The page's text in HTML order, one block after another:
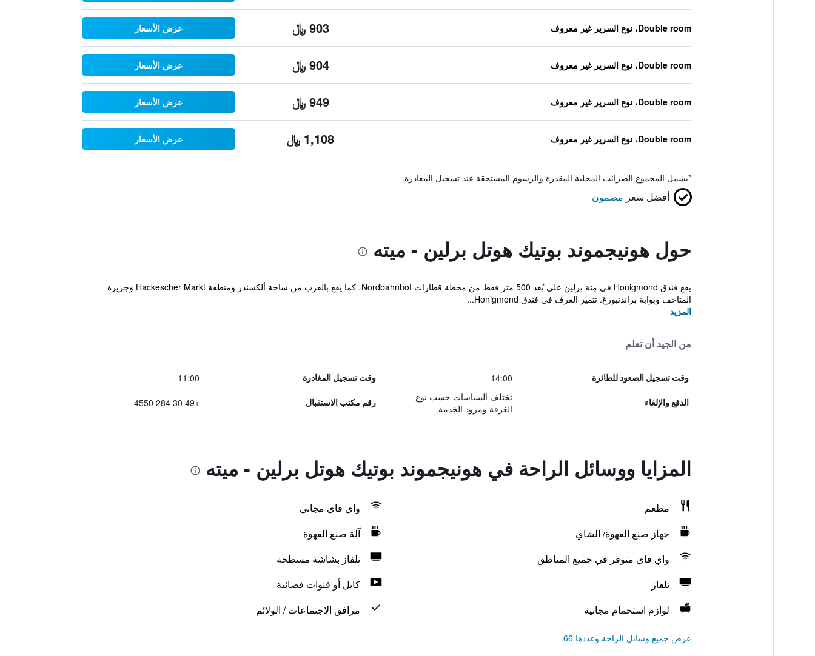
Double room، نوع السرير غير معروف 903 ﷼ عرض الأسعار
Double room، نوع السرير غير معروف 904 ﷼ عرض الأسعار
Double room، نوع السرير غير معروف 949 ﷼ عرض الأسعار
Double room، نوع السرير غير معروف 1,108 ﷼ عرض الأسعار
*يشمل المجموع الضرائب المحلية المقدرة والرسوم المستحقة عند تسجيل المغادرة.
أفضل سعر مضمون
حول هونيجموند بوتيك هوتل برلين - ميته
يقع فندق Honigmond في مِتة برلين على بُعد 500 متر فقط من محطة قطارات Nordbahnhof، كما يقع بالقرب من ساحة ألكسندر ومنطقة Hackescher Markt وجزيرة
المتاحف وبوابة براندنبورغ. تتميز الغرف في فندق Honigmond...
المزيد
من الجيد أن تعلم
وقت تسجيل الصعود للطائرة 14:00 وقت تسجيل المغادرة 11:00
الدفع والإلغاء
تختلف السياسات حسب نوع
الغرفة ومزود الخدمة.
رقم مكتب الاستقبال +49 30 284 4550
المزايا ووسائل الراحة في هونيجموند بوتيك هوتل برلين - ميته
مطعم
واي فاي مجاني
جهاز صنع القهوة/ الشاي
آلة صنع القهوة
واي فاي متوفر في جميع المناطق
تلفاز بشاشة مسطحة
تلفاز
كابل أو قنوات فضائية
لوازم استحمام مجانية
مرافق الاجتماعات / الولائم
عرض جميع وسائل الراحة وعددها 66